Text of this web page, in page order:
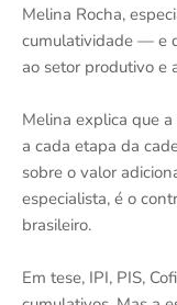
Melina Rocha,
cumulatividade — e
ao setor produtivo e
Melina explica que
a cada etapa da
sobre o valor
especialista, é o
brasileiro.
Em tese, IPI, PIS,